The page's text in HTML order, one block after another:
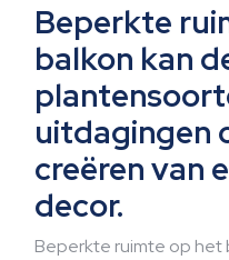
Beperkte
balkon kan
uitdagingen
creëren van
decor.
Beperkte ruimte op het